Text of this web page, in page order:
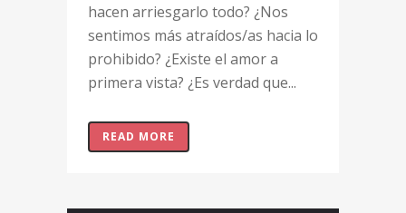
hacen arriesgarlo todo? ¿Nos
sentimos más atraídos/as hacia lo
prohibido? ¿Existe el amor a
primera vista? ¿Es verdad que...
READ MORE